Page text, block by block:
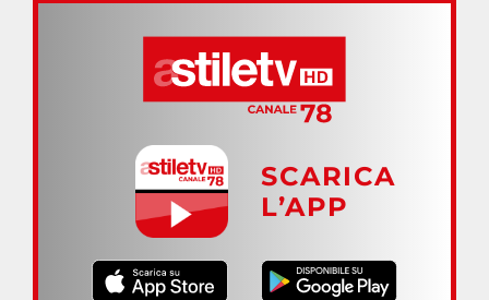
SCARICA
L’APP